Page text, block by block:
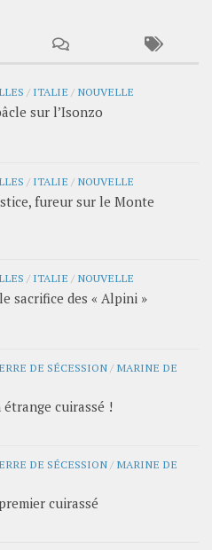
/ ITALIE / NOUVELLE
sur l’Isonzo
/ ITALIE / NOUVELLE
fureur sur le Monte
/ ITALIE / NOUVELLE
sacrifice des « Alpini »
DE SÉCESSION / MARINE DE
cuirassé !
DE SÉCESSION / MARINE DE
cuirassé